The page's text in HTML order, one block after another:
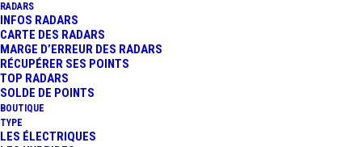
RADARS
INFOS RADARS
CARTE DES RADARS
MARGE D’ERREUR DES RADARS
RÉCUPÉRER SES POINTS
TOP RADARS
SOLDE DE POINTS
BOUTIQUE
TYPE
LES ÉLECTRIQUES